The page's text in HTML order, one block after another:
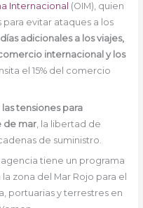
Internacional (OIM), quien
evitar ataques a los
adicionales a los viajes,
internacional y los
el 15% del comercio
tensiones para
de mar, la libertad de
de suministro.
tiene un programa
zona del Mar Rojo para el
portuarias y terrestres en